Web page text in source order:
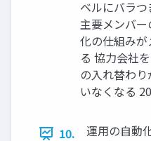
ベルにバラ
主要メンバ
化の仕組み
る 協力会社
の入れ替わ
いなくなる
10.
運用の自動